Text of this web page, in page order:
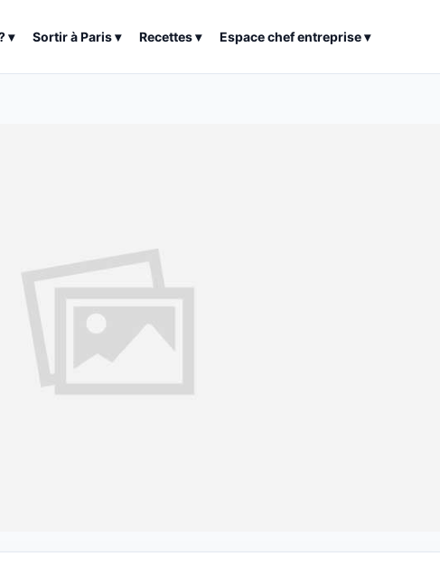
▾ Sortir àParis▾ Recettes▾ Espace chef entreprise▾